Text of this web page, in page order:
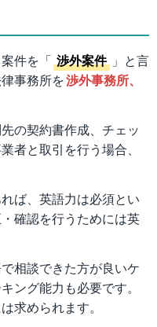
件を「 渉外案件 」と言
事務所を渉外事務所、
の契約書作成、チェッ
者と取引を行う場合、
ば、英語力は必須とい
確認を行うためには英
相談できた方が良いケ
ング能力も必要です。
求められます。